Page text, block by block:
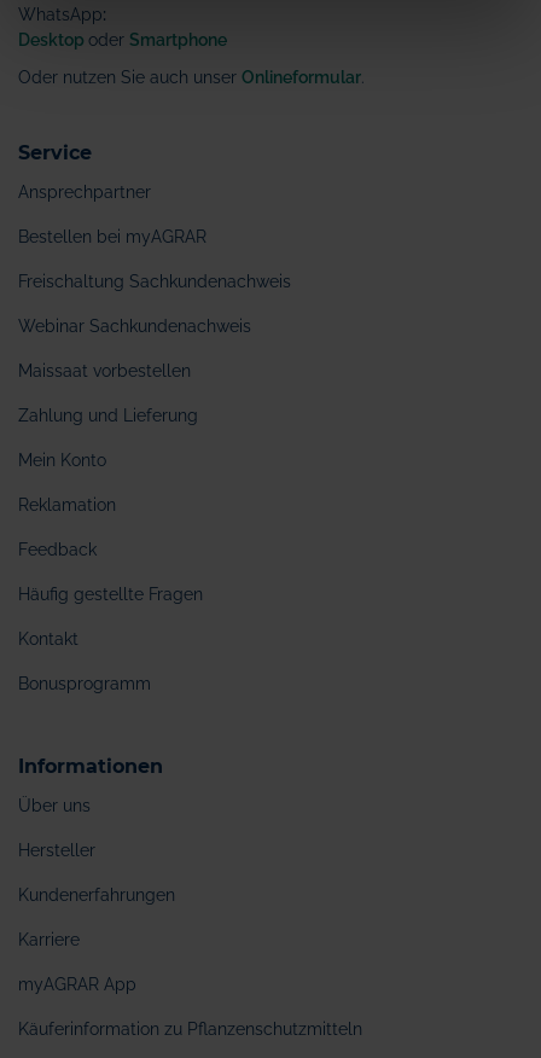
WhatsApp:
Desktop oder Smartphone
Oder nutzen Sie auch unser Onlineformular
Service
Ansprechpartner
Bestellen bei myAGRAR
Freischaltung Sachkundenachweis
Webinar Sachkundenachweis
Maissaat vorbestellen
Zahlung und Lieferung
Mein Konto
Reklamation
Feedback
Häufig gestellte Fragen
Kontakt
Bonusprogramm
Informationen
Über uns
Hersteller
Kundenerfahrungen
Karriere
myAGRAR App
Käuferinformation zu Pflanzenschutzmitteln